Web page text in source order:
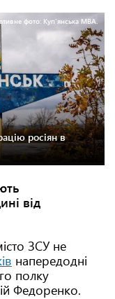
фото: Куп'янська МВА.
росіян в
від
ЗСУ не
напередодні
полку
Федоренко.